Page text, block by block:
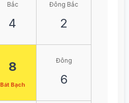
Bắc
4
Đông Bắc
2
8
Bát Bạch
Đông
6